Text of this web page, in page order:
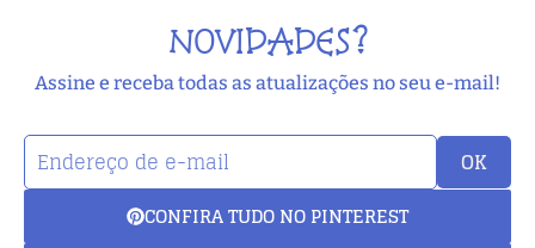
NOVIDADES?
Assine e receba todas as atualizações no seu e-mail!
OK
CONFIRA TUDO NO PINTEREST